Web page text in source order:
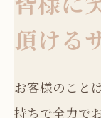
頂ける
お客様のこと
持ちで全力で